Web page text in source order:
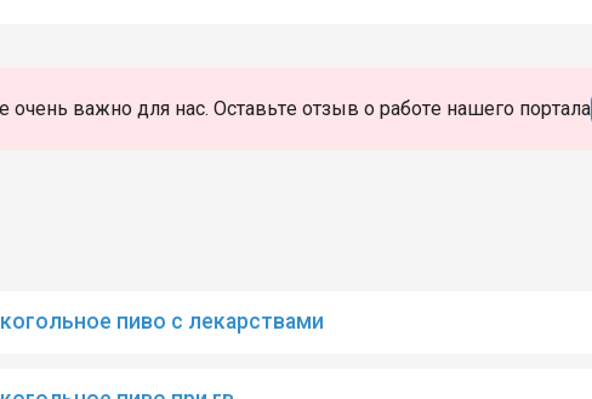
важно для нас. Оставьте отзыв о работе нашего портала
пиво с лекарствами